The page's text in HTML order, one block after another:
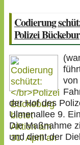
Codierung
Polizei
von
der Hof des
Ulmenallee 9.
Die Maßnahme
und dient der